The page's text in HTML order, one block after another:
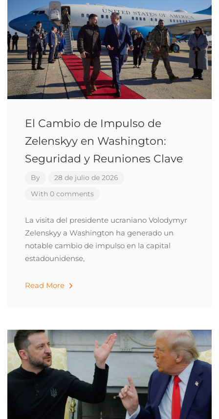
El Cambio de Impulso de
Zelenskyy en Washington:
Seguridad y Reuniones Clave
By
28 de julio de 2026
With 0 comments
La visita del presidente ucraniano Volodymyr
Zelenskyy a Washington ha generado un
notable cambio de impulso en la capital
estadounidense,
Read More